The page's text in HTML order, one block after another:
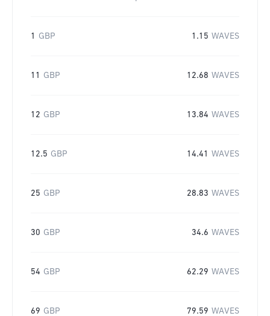
1 GBP 1.15 WAVES
11 GBP 12.68 WAVES
12 GBP 13.84 WAVES
12.5 GBP 14.41 WAVES
25 GBP 28.83 WAVES
30 GBP 34.6 WAVES
54 GBP 62.29 WAVES
69 GBP 79.59 WAVES